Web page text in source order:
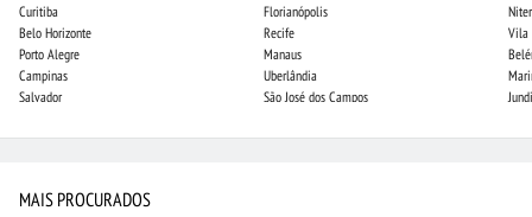
Curitiba
Belo Horizonte
Porto Alegre
Campinas
Salvador
Florianópolis
Recife
Manaus
Uberlândia
São José dos Campos
Vila
MAIS PROCURADOS